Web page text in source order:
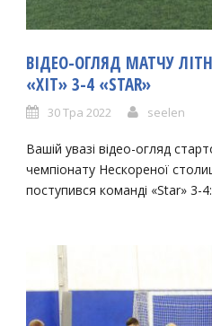
ВІДЕО-ОГЛЯД МАТЧУ
«ХІТ» 3-4 «STAR»
30 Тра 2022 seelen
Вашій увазі відео-огляд
чемпіонату Нескореної
поступився команді «Star»